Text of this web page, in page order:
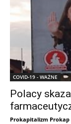
COVID-19 - WAŻNE
Polacy
Prokapitalizm Prokap